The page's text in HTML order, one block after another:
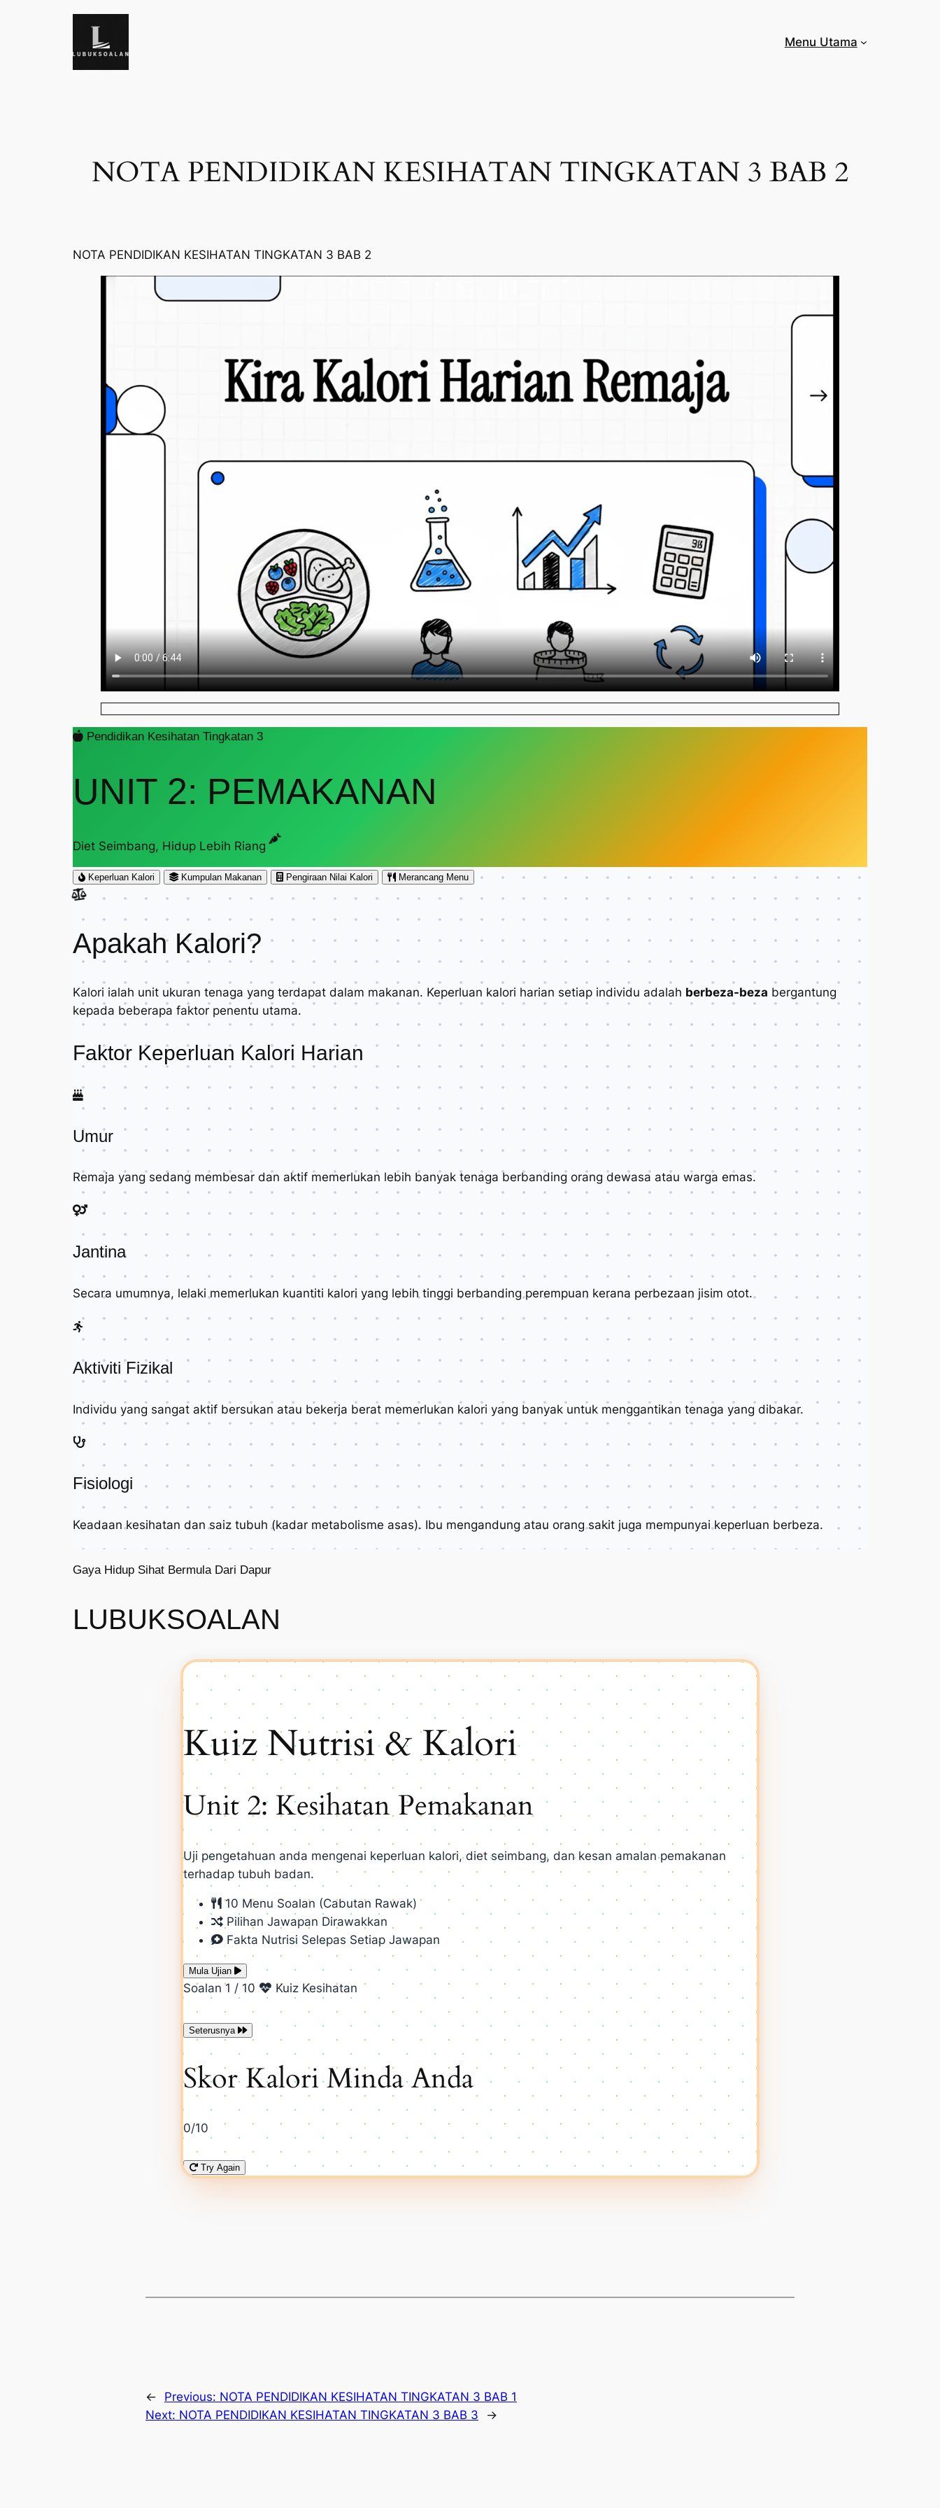
Menu Utama
NOTA PENDIDIKAN KESIHATAN TINGKATAN 3 BAB 2
NOTA PENDIDIKAN KESIHATAN TINGKATAN 3 BAB 2
Pendidikan Kesihatan Tingkatan 3
UNIT 2: PEMAKANAN
Diet Seimbang, Hidup Lebih Riang
Keperluan Kalori Kumpulan Makanan Pengiraan Nilai Kalori Merancang Menu
Apakah Kalori?
Kalori ialah unit ukuran tenaga yang terdapat dalam makanan. Keperluan kalori harian setiap individu adalah berbeza-beza bergantung
kepada beberapa faktor penentu utama.
Faktor Keperluan Kalori Harian
Umur
Remaja yang sedang membesar dan aktif memerlukan lebih banyak tenaga berbanding orang dewasa atau warga emas.
Jantina
Secara umumnya, lelaki memerlukan kuantiti kalori yang lebih tinggi berbanding perempuan kerana perbezaan jisim otot.
Aktiviti Fizikal
Individu yang sangat aktif bersukan atau bekerja berat memerlukan kalori yang banyak untuk menggantikan tenaga yang dibakar.
Fisiologi
Keadaan kesihatan dan saiz tubuh (kadar metabolisme asas). Ibu mengandung atau orang sakit juga mempunyai keperluan berbeza.
Gaya Hidup Sihat Bermula Dari Dapur
LUBUKSOALAN
Kuiz Nutrisi & Kalori
Unit 2: Kesihatan Pemakanan
Uji pengetahuan anda mengenai keperluan kalori, diet seimbang, dan kesan amalan pemakanan
terhadap tubuh badan.
10 Menu Soalan (Cabutan Rawak)
Pilihan Jawapan Dirawakkan
Fakta Nutrisi Selepas Setiap Jawapan
Mula Ujian
Soalan 1 / 10 Kuiz Kesihatan
Seterusnya
Skor Kalori Minda Anda
0/10
Try Again
← Previous: NOTA PENDIDIKAN KESIHATAN TINGKATAN 3 BAB 1
Next: NOTA PENDIDIKAN KESIHATAN TINGKATAN 3 BAB 3 →